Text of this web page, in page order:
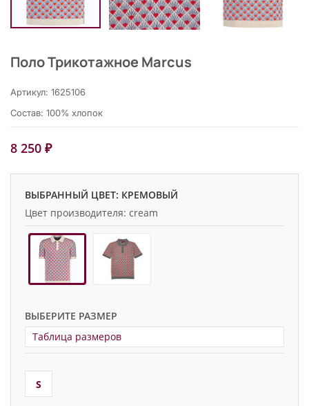
Поло Трикотажное Marcus
Артикул: 1625106
Состав: 100% хлопок
8 250 ₽
ВЫБРАННЫЙ ЦВЕТ: КРЕМОВЫЙ
Цвет производителя: cream
ВЫБЕРИТЕ РАЗМЕР
Таблица размеров
S